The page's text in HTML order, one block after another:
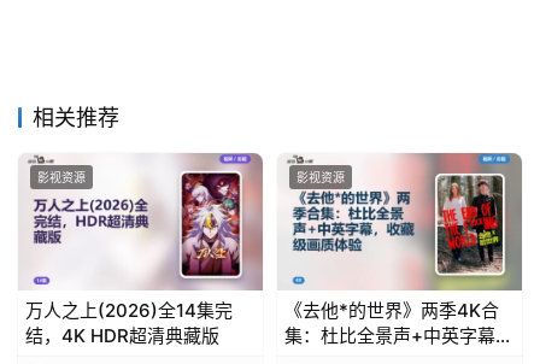
相关推荐
影视资源
万人之上(2026)全14集完
结，4K HDR超清典藏版
影视资源
《去他*的世界》两季4K合
集：杜比全景声+中英字幕，